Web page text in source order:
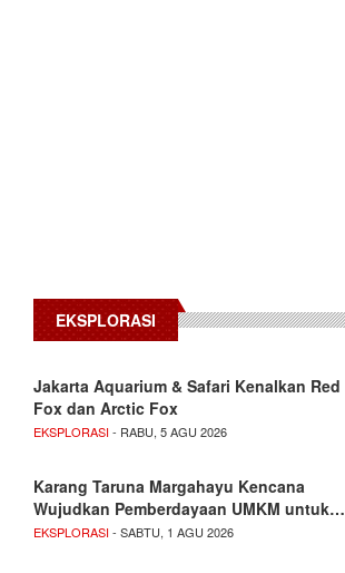
EKSPLORASI
Jakarta Aquarium & Safari Kenalkan Red
Fox dan Arctic Fox
EKSPLORASI- RABU, 5 AGU 2026
Karang Taruna Margahayu Kencana
Wujudkan Pemberdayaan UMKM untuk…
EKSPLORASI- SABTU, 1 AGU 2026